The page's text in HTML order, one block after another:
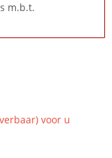
m.b.t.
voor u